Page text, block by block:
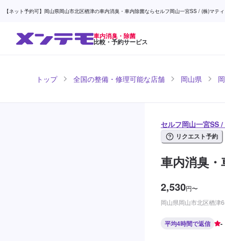
【ネット予約可】岡山県岡山市北区楢津の車内消臭・車内除菌ならセルフ岡山一宮SS / (株)マテ
車内消臭・除菌
比較・予約サービス
トップ 全国の整備・修理可能な店舗 岡山県
セルフ岡山一宮SS
リクエスト予約
車内消臭・
2,530円〜
岡山県岡山市北区楢津
平均4時間で返信 -